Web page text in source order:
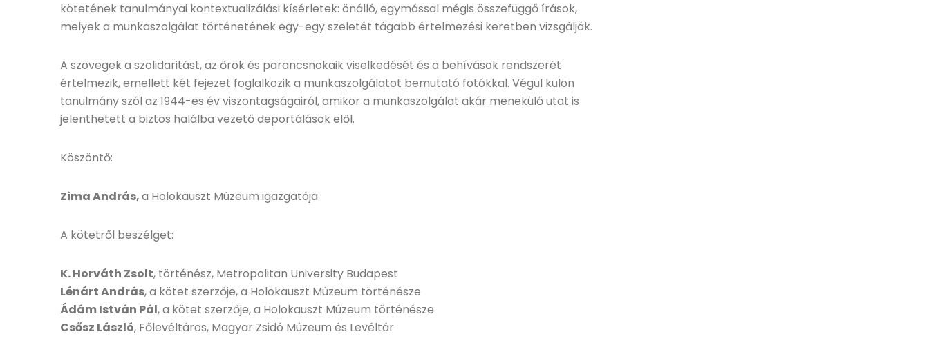
kötetének tanulmányai kontextualizálási kísérletek: önálló, egymással mégis összefüggő írások,
melyek a munkaszolgálat történetének egy-egy szeletét tágabb értelmezési keretben vizsgálják.
A szövegek a szolidaritást, az őrök és parancsnokaik viselkedését és a behívások rendszerét
értelmezik, emellett két fejezet foglalkozik a munkaszolgálatot bemutató fotókkal. Végül külön
tanulmány szól az 1944-es év viszontagságairól, amikor a munkaszolgálat akár menekülő utat is
jelenthetett a biztos halálba vezető deportálások elől.
Köszöntő:
Zima András,a Holokauszt Múzeum igazgatója
A kötetről beszélget:
K. Horváth Zsolt, történész, Metropolitan University Budapest
Lénárt András, a kötet szerzője, a Holokauszt Múzeum történésze
Ádám István Pál, a kötet szerzője, a Holokauszt Múzeum történésze
Csősz László, Főlevéltáros, Magyar Zsidó Múzeum és Levéltár